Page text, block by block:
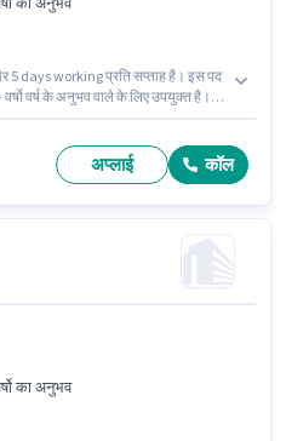
5 days working प्रति सप्ताह है। इस पद
वर्ष के अनुभव वाले के लिए उपयुक्त है।
के रूप में जुड़ें।
अप्लाई कॉल
का अनुभव